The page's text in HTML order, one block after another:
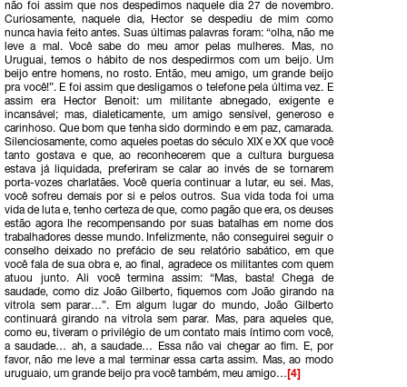
não foi assim que nos despedimos naquele dia 27 de novembro.
Curiosamente, naquele dia, Hector se despediu de mim como
nunca havia feito antes. Suas últimas palavras foram: “olha, não me
leve a mal. Você sabe do meu amor pelas mulheres. Mas, no
Uruguai, temos o hábito de nos despedirmos com um beijo. Um
beijo entre homens, no rosto. Então, meu amigo, um grande beijo
pra você!”. E foi assim que desligamos o telefone pela última vez. E
assim era Hector Benoit: um militante abnegado, exigente e
incansável; mas, dialeticamente, um amigo sensível, generoso e
carinhoso. Que bom que tenha sido dormindo e em paz, camarada.
Silenciosamente, como aqueles poetas do século XIX e XX que você
tanto gostava e que, ao reconhecerem que a cultura burguesa
estava já liquidada, preferiram se calar ao invés de se tornarem
porta-vozes charlatães. Você queria continuar a lutar, eu sei. Mas,
você sofreu demais por si e pelos outros. Sua vida toda foi uma
vida de luta e, tenho certeza de que, como pagão que era, os deuses
estão agora lhe recompensando por suas batalhas em nome dos
trabalhadores desse mundo. Infelizmente, não conseguirei seguir o
conselho deixado no prefácio de seu relatório sabático, em que
você fala de sua obra e, ao final, agradece os militantes com quem
atuou junto. Ali você termina assim: “Mas, basta! Chega de
saudade, como diz João Gilberto, fiquemos com João girando na
vitrola sem parar…”. Em algum lugar do mundo, João Gilberto
continuará girando na vitrola sem parar. Mas, para aqueles que,
como eu, tiveram o privilégio de um contato mais íntimo com você,
a saudade… ah, a saudade… Essa não vai chegar ao fim. E, por
favor, não me leve a mal terminar essa carta assim. Mas, ao modo
uruguaio, um grande beijo pra você também, meu amigo… [4]